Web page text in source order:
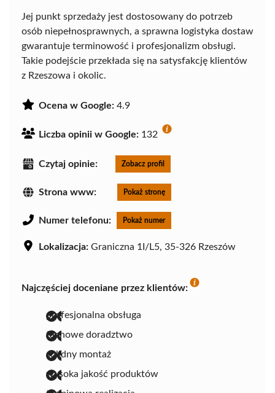
Jej punkt sprzedaży jest dostosowany do potrzeb
osób niepełnosprawnych, a sprawna logistyka dostaw
gwarantuje terminowość i profesjonalizm obsługi.
Takie podejście przekłada się na satysfakcję klientów
z Rzeszowa i okolic.
Ocena w Google: 4.9
Liczba opinii w Google: 132
Czytaj opinie: Zobacz profil
Strona www: Pokaż stronę
Numer telefonu: Pokaż numer
Lokalizacja: Graniczna 1I/L5, 35-326 Rzeszów
Najczęściej doceniane przez klientów:
profesjonalna obsługa
fachowe doradztwo
solidny montaż
wysoka jakość produktów